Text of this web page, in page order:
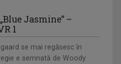
mondial al consumului
Jasmine” –
1
se mai regăsesc în
e semnată de Woody